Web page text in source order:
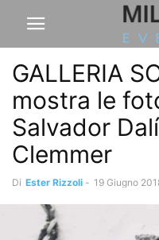
GALLERIA
mostra le
Salvador
Clemmer
Di Ester Rizzoli - 19 Giugno